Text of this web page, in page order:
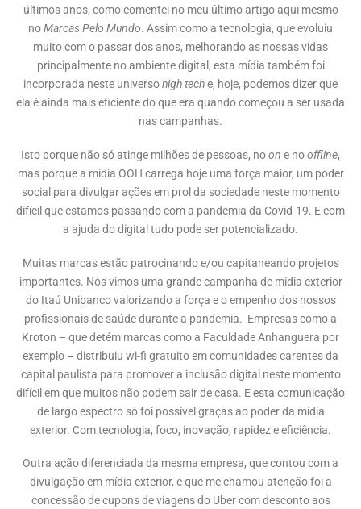
últimos anos, como comentei no meu último artigo aqui mesmo
noMarcas Pelo Mundo. Assim como a tecnologia, que evoluiu
muito com o passar dos anos, melhorando as nossas vidas
principalmente no ambiente digital, esta mídia também foi
incorporada neste universohigh teche, hoje, podemos dizer que
ela é ainda mais eficiente do que era quando começou a ser usada
nas campanhas.
Isto porque não só atinge milhões de pessoas, noon e nooffline,
mas porque a mídia OOH carrega hoje uma força maior, um poder
social para divulgar ações em prol da sociedade neste momento
difícil que estamos passando com a pandemia da Covid-19. E com
a ajuda do digital tudo pode ser potencializado.
Muitas marcas estão patrocinando e/ou capitaneando projetos
importantes. Nós vimos uma grande campanha de mídia exterior
do Itaú Unibanco valorizando a força e o empenho dos nossos
profissionais de saúde durante a pandemia. Empresas como a
Kroton – que detém marcas como a Faculdade Anhanguera por
exemplo – distribuiu wi-fi gratuito em comunidades carentes da
capital paulista para promover a inclusão digital neste momento
difícil em que muitos não podem sair de casa. E esta comunicação
de largo espectro só foi possível graças ao poder da mídia
exterior. Com tecnologia, foco, inovação, rapidez e eficiência.
Outra ação diferenciada da mesma empresa, que contou com a
divulgação em mídia exterior, e que me chamou atenção foi a
concessão de cupons de viagens do Uber com desconto aos